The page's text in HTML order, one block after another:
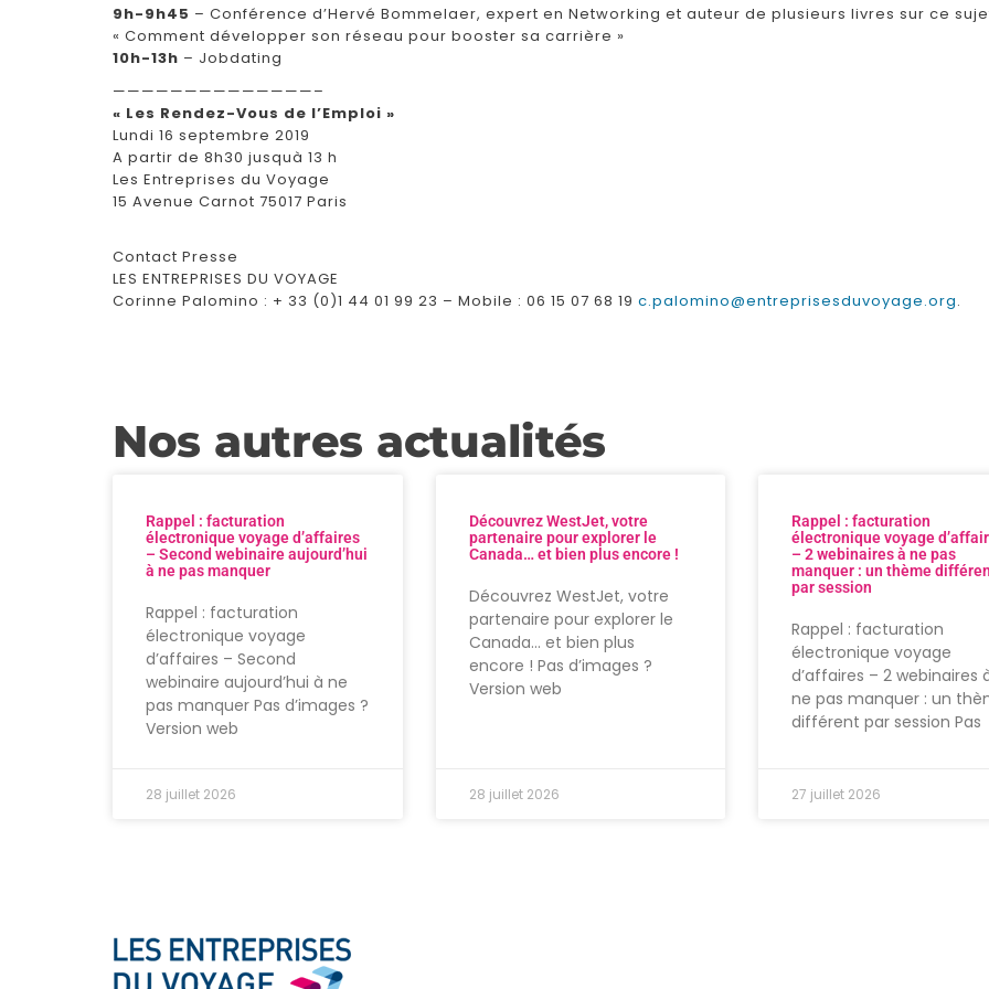
9h-9h45 – Conférence d’Hervé Bommelaer, expert en Networking et auteur de plusieurs livres sur ce
« Comment développer son réseau pour booster sa carrière »
10h-13h – Jobdating
——————————————–
« Les Rendez-Vous de l’Emploi »
Lundi 16 septembre 2019
A partir de 8h30 jusquà 13 h
Les Entreprises du Voyage
15 Avenue Carnot 75017 Paris
Contact Presse
LES ENTREPRISES DU VOYAGE
Corinne Palomino : + 33 (0)1 44 01 99 23 – Mobile : 06 15 07 68 19 c.palomino@entreprisesduvoyage.org.
Nos autres actualités
Rappel : facturation
électronique voyage d’affaires
– Second webinaire aujourd’hui
à ne pas manquer
Rappel : facturation
électronique voyage
d’affaires – Second
webinaire aujourd’hui à ne
pas manquer Pas d’images ?
Version web
28 juillet 2026
Découvrez WestJet, votre
partenaire pour explorer le
Canada… et bien plus encore !
Découvrez WestJet, votre
partenaire pour explorer le
Canada… et bien plus
encore ! Pas d’images ?
Version web
28 juillet 2026
Rappel : facturation
électronique voyage
– 2 webinaires à ne pas
manquer : un thème
par session
Rappel : facturation
électronique voyage
d’affaires – 2 webinaires
ne pas manquer : un
différent par session Pas
27 juillet 2026